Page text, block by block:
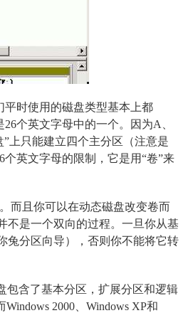
平时使用的磁盘类型基本上都
个英文字母中的一个。因为A、
上只能建立四个主分区（注意是
英文字母的限制，它是用“卷”来
而且你可以在动态磁盘改变卷而
不是一个双向的过程。一旦你从基
兔分区向导），否则你不能将它转
包含了基本分区，扩展分区和逻辑
2000、Windows XP和